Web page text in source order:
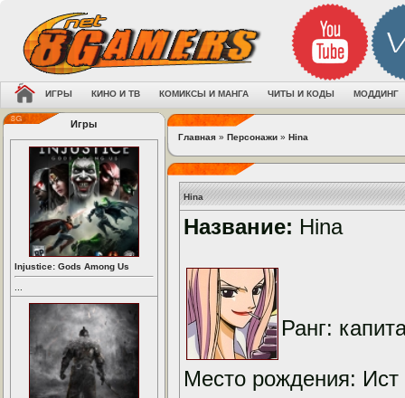
ИГРЫ КИНО И ТВ КОМИКСЫ И МАНГА ЧИТЫ И КОДЫ МОДДИНГ
Игры
Injustice: Gods Among Us
Главная » Персонажи » Hina
Hina
Название: Hina
Ранг:
Место рождения: